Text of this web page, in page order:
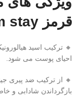
قرمز Farm stay
🔸 ترکیب اسید
احیای پوست می شود.
🔸 از ترکیب ضد پیری
بازگرداندن شادابی و